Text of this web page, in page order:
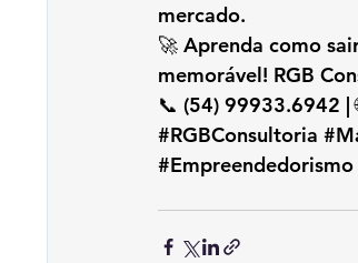
mercado.
🚀 Aprenda como
memorável! RGB
📞 (54) 99933.6942 |
#RGBConsultoria
#Empreendedorismo